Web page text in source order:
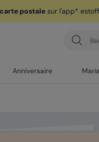
postalesur l'app* est
Anniversaire